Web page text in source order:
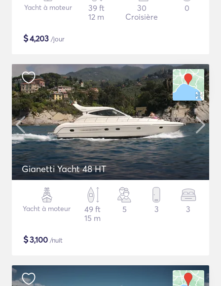
Yacht à moteur
39 ft
12 m
30
Croisière
0
$4,203 /jour
Gianetti Yacht 48 HT
Yacht à moteur
49 ft
15 m
5 3 3
$3,100 /nuit